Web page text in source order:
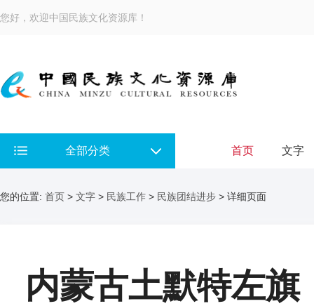
您好，欢迎中国民族文化资源库！
全部分类 首页 文字
您的位置: 首页 > 文字 > 民族工作 > 民族团结进步 > 详细页面
内蒙古土默特左